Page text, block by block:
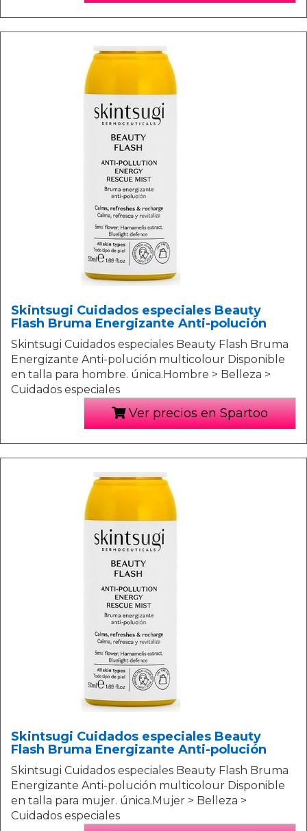
Skintsugi Cuidados especiales Beauty
Flash Bruma Energizante Anti-polución
Skintsugi Cuidados especiales Beauty Flash Bruma
Energizante Anti-polución multicolour Disponible
en talla para hombre. única.Hombre > Belleza >
Cuidados especiales
Ver precios en Spartoo
Skintsugi Cuidados especiales Beauty
Flash Bruma Energizante Anti-polución
Skintsugi Cuidados especiales Beauty Flash Bruma
Energizante Anti-polución multicolour Disponible
en talla para mujer. única.Mujer > Belleza >
Cuidados especiales